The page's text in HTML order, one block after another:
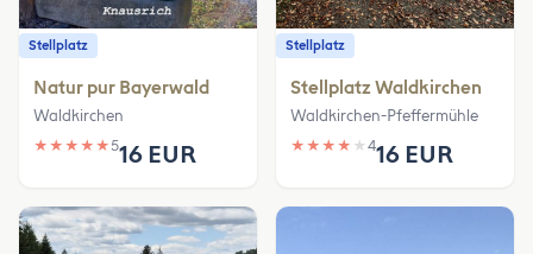
Stellplatz
Natur pur Bayerwald
Waldkirchen
★ ★ ★ ★ ★516 EUR
Stellplatz
Stellplatz Waldkirchen
Waldkirchen-Pfeffermühle
★ ★ ★ ★ ★ 416 EUR